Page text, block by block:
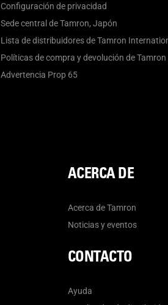
Configuración de privacidad
Sede central de Tamron, Japón
Lista de distribuidores de Tamron
Políticas de compra y devolución de Tamron
Advertencia Prop 65
ACERCA DE
Acerca de Tamron
Noticias y eventos
CONTACTO
Ayuda